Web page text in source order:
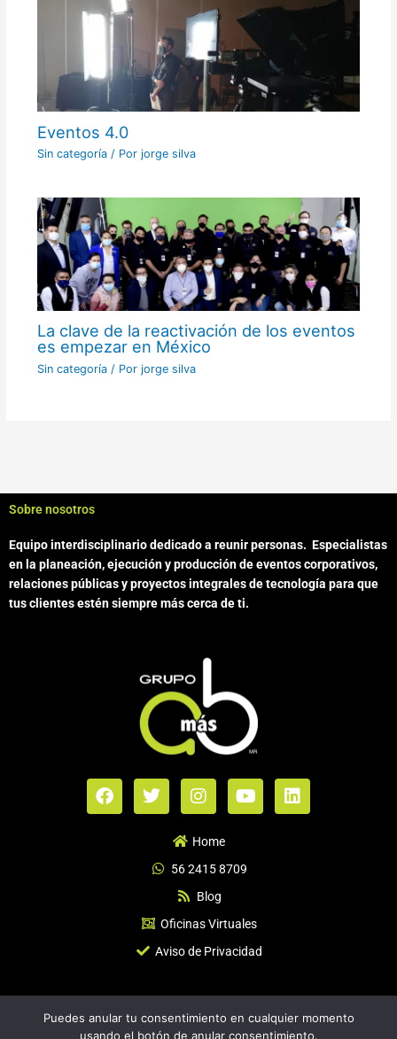
Eventos 4.0
Sin categoría/ Por jorge silva
La clave de la reactivación de los eventos
es empezar en México
Sin categoría/ Por jorge silva
Sobre nosotros
Equipo interdisciplinario dedicado a reunir personas. Especialistas
en la planeación, ejecución y producción de eventos corporativos,
relaciones públicas y proyectos integrales de tecnología para que
tus clientes estén siempre más cerca de ti.
F
a
T
w
t
e
I
n
t
g
r
m
Y
o
b
L
i
Home
56 2415 8709‬
Blog
Oficinas Virtuales
Aviso de Privacidad
©️2021 Grupo AmásB. Todos los Derechos Reservados |
contacto@grupoamasb.mx | Aviso de Privacidad | Desarrollado por
Puedes anular tu consentimiento en cualquier momento
usando el botón de anular consentimiento.